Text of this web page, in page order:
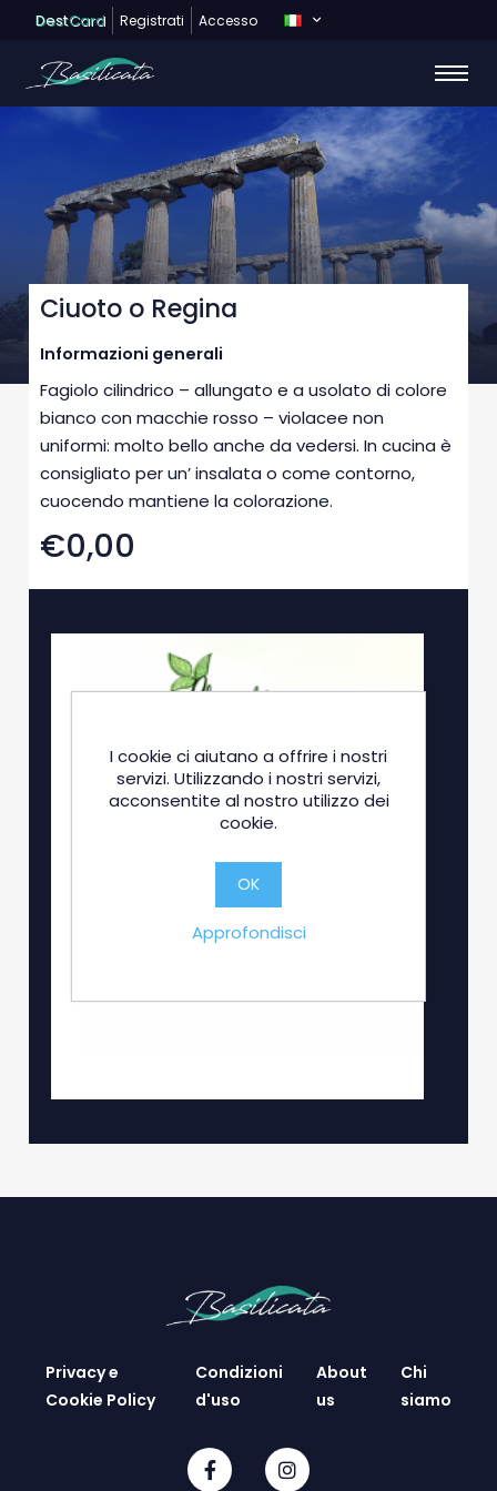
DestCard Registrati Accesso
Ciuoto o Regina
Informazioni generali
Fagiolo cilindrico – allungato e a usolato di colore
bianco con macchie rosso – violacee non
uniformi: molto bello anche da vedersi. In cucina è
consigliato per un’ insalata o come contorno,
cuocendo mantiene la colorazione.
€0,00
Privacy e
Cookie Policy
Condizioni
d'uso
About
us
Chi
siamo
I cookie ci aiutano a offrire i nostri
servizi. Utilizzando i nostri servizi,
acconsentite al nostro utilizzo dei
cookie.
OK
Approfondisci